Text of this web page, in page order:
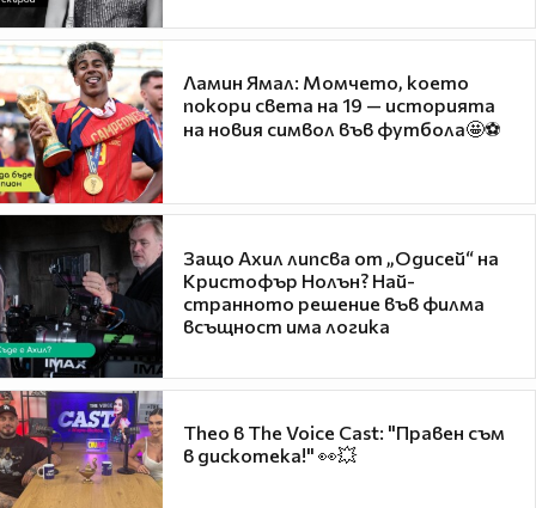
Ламин Ямал: Момчето, което
покори света на 19 — историята
на новия символ във футбола🤩⚽
Защо Ахил липсва от „Одисей“ на
Кристофър Нолън? Най-
странното решение във филма
всъщност има логика
Theo в The Voice Cast: "Правен съм
в дискотека!" 👀💥